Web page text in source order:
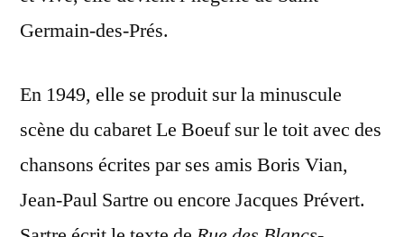
Germain-des-Prés.
En 1949, elle se produit sur la minuscule
scène du cabaret Le Boeuf sur le toit avec des
chansons écrites par ses amis Boris Vian,
Jean-Paul Sartre ou encore Jacques Prévert.